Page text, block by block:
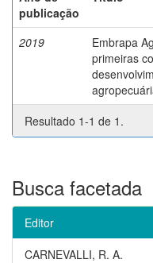
publicação
2019
Embrapa
primeiras
Resultado 1-1 de 1.
Busca facetada
Editor
CARNEVALLI, R. A.